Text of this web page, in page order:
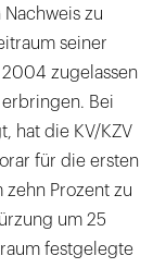
zu
seiner
zugelassen
Bei
hat die KV/KZV
für die ersten
Prozent zu
um 25
festgelegte